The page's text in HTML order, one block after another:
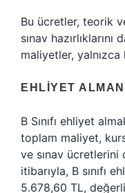
Bu ücretler, teorik
sınav
maliyetler,
EHLIYET
B Sınıfı ehliyet
toplam maliyet,
ve sınav ücretlerini
itibarıyla, B sınıfı
5.678,60 TL,